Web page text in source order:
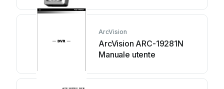
ArcVision
ArcVision ARC-19281N
Manuale utente